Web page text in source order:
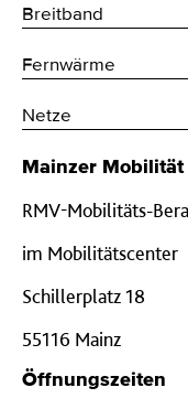
Breitband
Fernwärme
Netze
Mainzer Mobilität
RMV-Mobilitäts-
im Mobilitätscenter
Schillerplatz 18
55116 Mainz
Öffnungszeiten